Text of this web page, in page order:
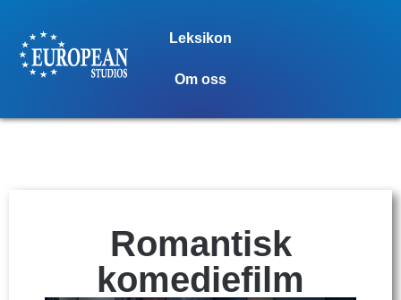
Leksikon
Om oss
Romantisk
komediefilm